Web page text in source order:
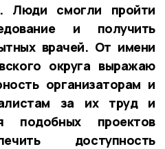
Люди смогли пройти
и получить
врачей. От имени
округа выражаю
организаторам и
за их труд и
подобных проектов
доступность